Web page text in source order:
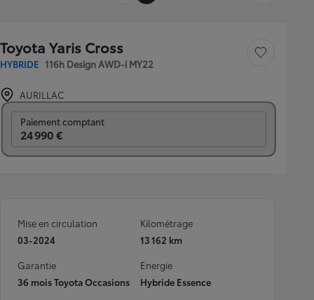
Toyota Yaris Cross
HYBRIDE 116h Design AWD-i MY22
Sauvegarder le
AURILLAC
Paiement comptant
24 990 €
Mise en circulation
03-2024
Kilométrage
13 162 km
Garantie
36 mois Toyota Occasions
Energie
Hybride Essence